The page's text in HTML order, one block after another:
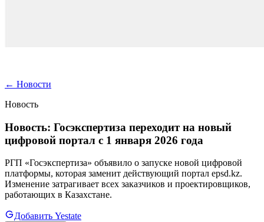
← Новости
Новость
Новость: Госэкспертиза переходит на новый
цифровой портал с 1 января 2026 года
РГП «Госэкспертиза» объявило о запуске новой цифровой
платформы, которая заменит действующий портал epsd.kz.
Изменение затрагивает всех заказчиков и проектировщиков,
работающих в Казахстане.
Добавить Yestate